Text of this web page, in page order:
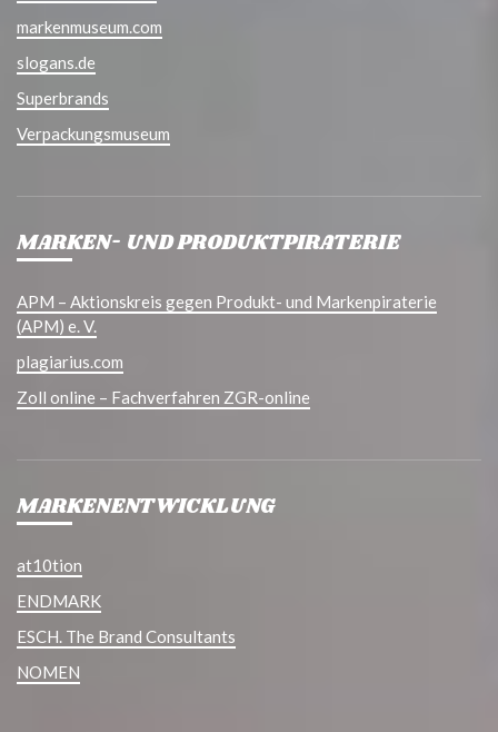
markenmuseum.com
slogans.de
Superbrands
Verpackungsmuseum
MARKEN- UND PRODUKTPIRATERIE
APM – Aktionskreis gegen Produkt- und Markenpiraterie
(APM) e. V.
plagiarius.com
Zoll online – Fachverfahren ZGR-online
MARKENENTWICKLUNG
at10tion
ENDMARK
ESCH. The Brand Consultants
NOMEN